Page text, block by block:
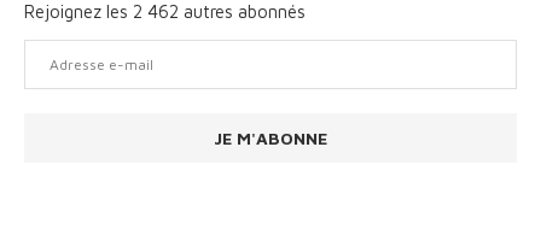
Rejoignez les 2 462 autres abonnés
e-
JE M'ABONNE